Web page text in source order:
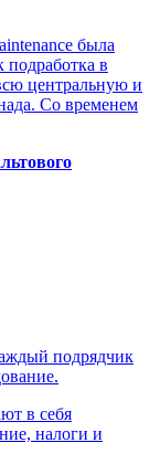
была
подработка в
центральную и
Со временем
подрядчик
в себя
налоги и